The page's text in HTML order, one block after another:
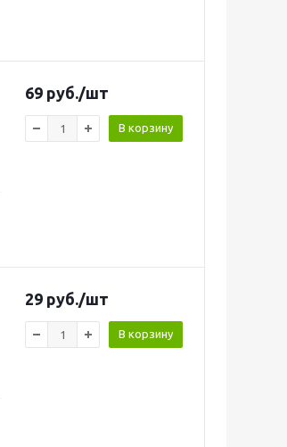
69 руб./шт
В корзину
29 руб./шт
В корзину